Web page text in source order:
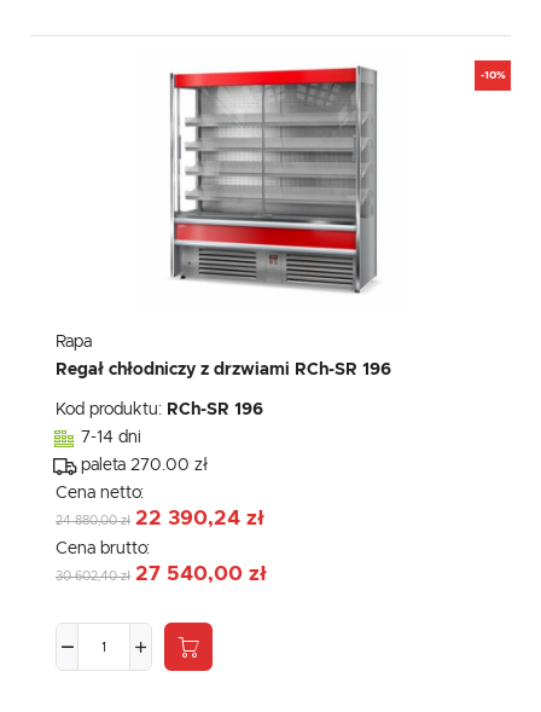
-10%
Rapa
Regał chłodniczy z drzwiami RCh-SR 196
Kod produktu: RCh-SR 196
7-14 dni
paleta 270.00 zł
Cena netto:
24 880,00 zł 22 390,24 zł
Cena brutto:
30 602,40 zł 27 540,00 zł